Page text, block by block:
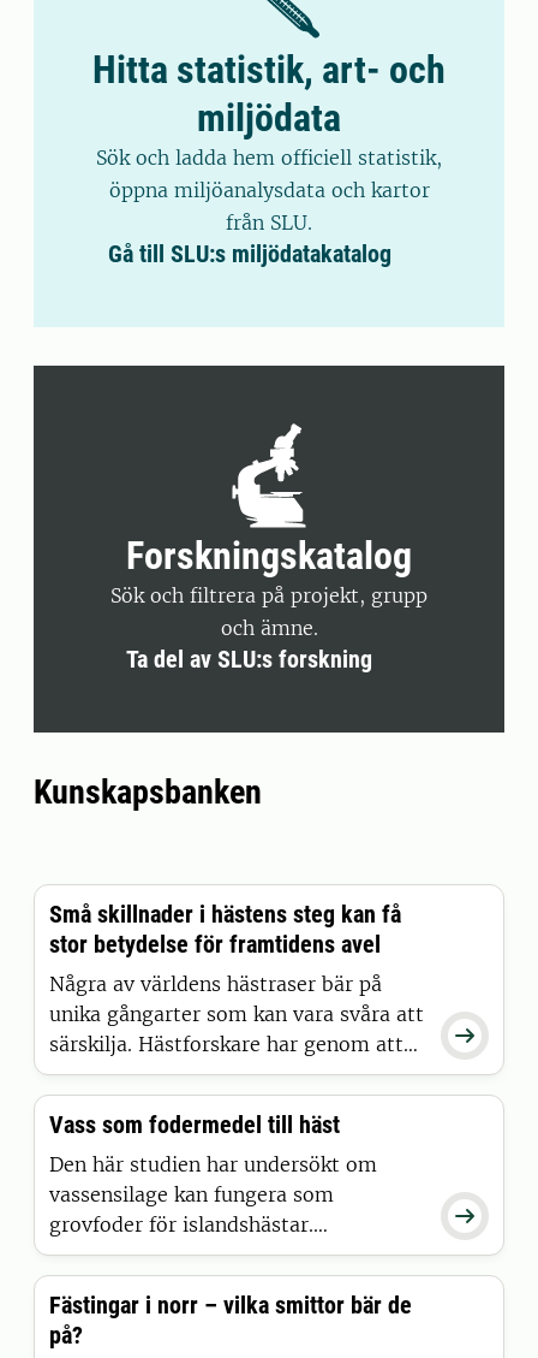
Hitta statistik, art- och
miljödata
Sök och ladda hem officiell statistik,
öppna miljöanalysdata och kartor
från SLU.
Gå till SLU:s miljödatakatalog
Forskningskatalog
Sök och filtrera på projekt, grupp
och ämne.
Ta del av SLU:s forskning
Kunskapsbanken

Små skillnader i hästens steg kan få
stor betydelse för framtidens avel
Några av världens hästraser bär på
unika gångarter som kan vara svåra att
särskilja. Hästforskare har genom att
kombinera AI med tidigare verktyg
gjort helt nya upptäckter som kan
påverka både hästavel, förståelsen för
nervsystemet och även tillämpas på ett
av världens mest kända däggdjur:
människan

Vass som fodermedel till häst
Den här studien har undersökt om
vassensilage kan fungera som
grovfoder för islandshästar.
Vassensilage har jämförts med
gräshösilage med fokus kring
hästarnas foderintag, hur väl hästarna
smälter fodret och hur de olika
Fästingar i norr – vilka smittor bär de
på?